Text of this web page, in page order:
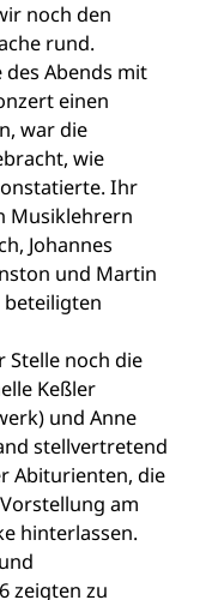
noch den
rund.
des Abends mit
einen
war die
wie
Ihr
Musiklehrern
Johannes
und Martin
beteiligten
Stelle noch die
Keßler
und Anne
stellvertretend
Abiturienten, die
am
hinterlassen.
zeigten zu